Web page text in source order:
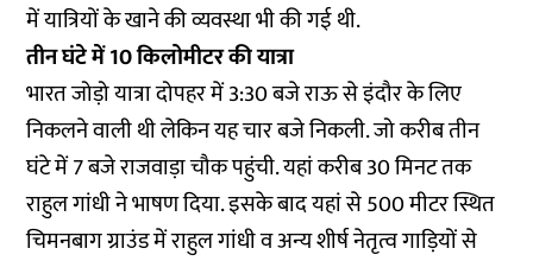
में यात्रियों के खाने की व्यवस्था भी की गई थी.
तीन घंटे में 10 किलोमीटर की यात्रा
भारत जोड़ो यात्रा दोपहर में 3:30 बजे राऊ से इंदौर के लिए
निकलने वाली थी लेकिन यह चार बजे निकली. जो करीब तीन
घंटे में 7 बजे राजवाड़ा चौक पहुंची. यहां करीब 30 मिनट तक
राहुल गांधी ने भाषण दिया. इसके बाद यहां से 500 मीटर स्थित
चिमनबाग ग्राउंड में राहुल गांधी व अन्य शीर्ष नेतृत्व गाड़ियों से